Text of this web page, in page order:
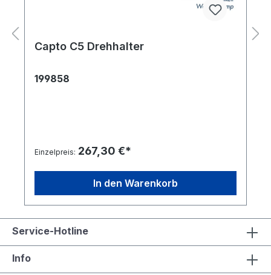
Capto C5 Drehhalter
199858
Einzelpreis: 267,30 €*
In den Warenkorb
Service-Hotline
Info